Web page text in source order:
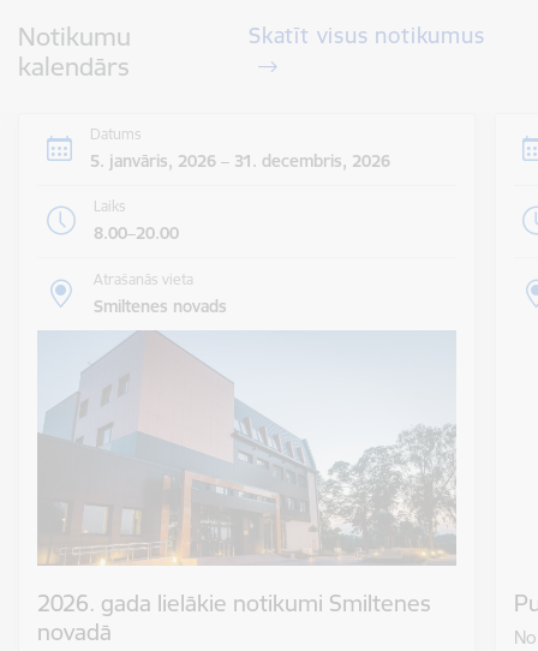
Notikumu
kalendārs
Skatīt visus notikumus
Datums
5. janvāris, 2026 – 31. decembris, 2026
Laiks
8.00–20.00
Atrašanās vieta
Smiltenes novads
2026. gada lielākie notikumi Smiltenes
novadā